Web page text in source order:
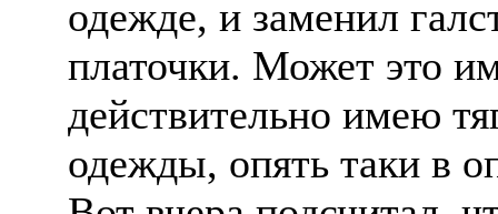
одежде, и заменил
платочки. Может это
действительно имею
одежды, опять таки в